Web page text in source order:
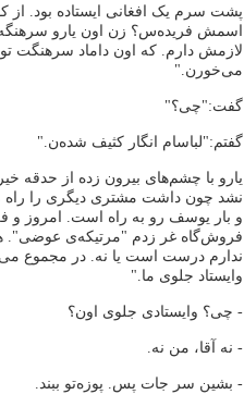
پشت سرم یک افغانی ایستاده بود. از
اسمش فریده‌س؟ زن اون یارو
لازمش دارم. که اون داماد سرهنگت
می‌خورن."
گفت:"چی؟"
گفتم:"لباسام انگار کثیف شده‌ن."
یارو با چشم‌های بیرون زده از
نشد چون داشت مشتری دیگری را راه
و بار یوسف رو به راه است. امروز و
فروش‌گاه غر زدم "مرتیکه‌ی عوضی".
ندارم درست است یا نه. در مجموع
وایستاد جلوی ما."
- چی؟ وایستادی جلوی اون؟
- نه آقا، من نه.
- بشین سر جات پس. پوزه‌تو ببند.